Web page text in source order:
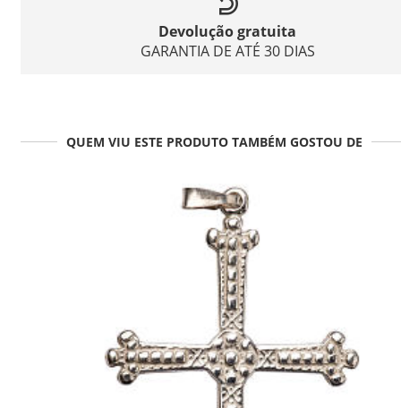
Devolução gratuita
GARANTIA DE ATÉ 30 DIAS
QUEM VIU ESTE PRODUTO TAMBÉM GOSTOU DE